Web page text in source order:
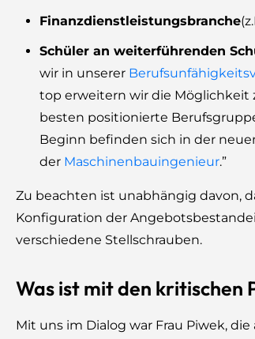
Finanzdienstleistungsbranche
Schüler an weiterführenden
wir in unserer
top erweitern wir die Möglichkeit
besten positionierte
Beginn befinden sich in der
der Maschinenbauingenieur.”
Zu beachten ist unabhängig davon,
Konfiguration der
verschiedene Stellschrauben.
Was ist mit den kritischen
Mit uns im Dialog war Frau Piwek,